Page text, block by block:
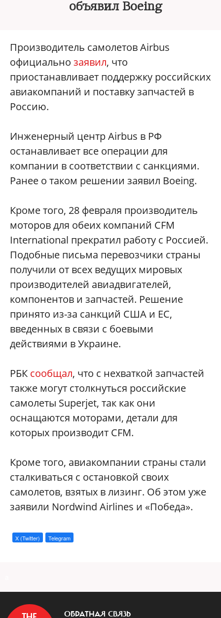
объявил Boeing
Производитель самолетов Airbus
официально заявил, что
приостанавливает поддержку российских
авиакомпаний и поставку запчастей в
Россию.
Инженерный центр Airbus в РФ
останавливает все операции для
компании в соответствии с санкциями.
Ранее о таком решении заявил Boeing.
Кроме того, 28 февраля производитель
моторов для обеих компаний CFM
International прекратил работу с Россией.
Подобные письма перевозчики страны
получили от всех ведущих мировых
производителей авиадвигателей,
компонентов и запчастей. Решение
принято из-за санкций США и ЕС,
введенных в связи с боевыми
действиями в Украине.
РБК сообщал, что с нехваткой запчастей
также могут столкнуться российские
самолеты Superjet, так как они
оснащаются моторами, детали для
которых производит CFM.
Кроме того, авиакомпании страны стали
сталкиваться с остановкой своих
самолетов, взятых в лизинг. Об этом уже
заявили Nordwind Airlines и «Победа».
X (Twitter) Telegram
ОБРАТНАЯ СВЯЗЬ